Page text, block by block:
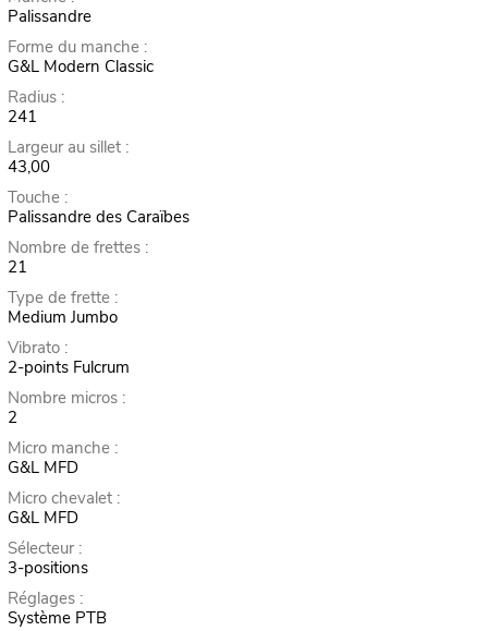
Palissandre
Forme du manche :
G&L Modern Classic
Radius :
241
Largeur au sillet :
43,00
Touche :
Palissandre des Caraïbes
Nombre de frettes :
21
Type de frette :
Medium Jumbo
Vibrato :
2-points Fulcrum
Nombre micros :
2
Micro manche :
G&L MFD
Micro chevalet :
G&L MFD
Sélecteur :
3-positions
Réglages :
Système PTB